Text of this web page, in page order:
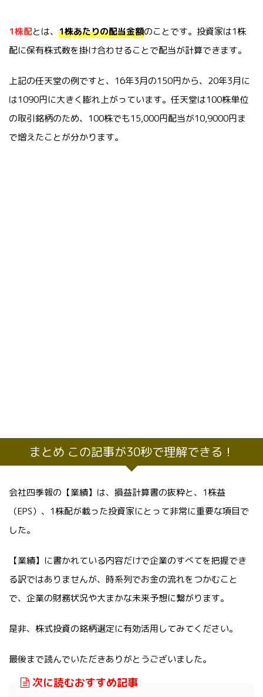
1株配とは、 1株あたりの配当金額のことです。投資家は1株
配に保有株式数を掛け合わせることで配当が計算できます。
上記の任天堂の例ですと、16年3月の150円から、20年3月に
は1090円に大きく膨れ上がっています。任天堂は100株単位
の取引銘柄のため、100株でも15,000円配当が10,9000円ま
で増えたことが分かります。
まとめ この記事が30秒で理解できる！
会社四季報の【業績】は、損益計算書の抜粋と、1株益
（EPS）、1株配が載った投資家にとって非常に重要な項目で
した。
【業績】に書かれている内容だけで企業のすべてを把握でき
る訳ではありませんが、時系列でお金の流れをつかむこと
で、企業の財務状況や大まかな未来予想に繋がります。
是非、株式投資の銘柄選定に有効活用してみてください。
最後まで読んでいただきありがとうございました。
次に読むおすすめ記事